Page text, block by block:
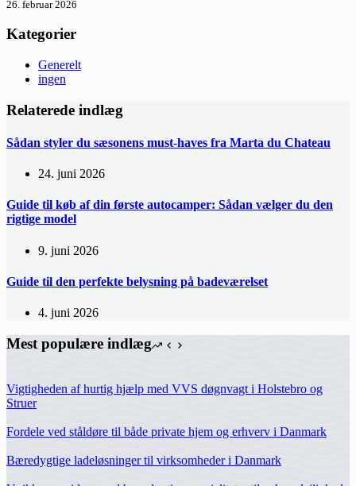
26. februar 2026
Kategorier
Generelt
ingen
Relaterede indlæg
Sådan styler du sæsonens must-haves fra Marta du Chateau
24. juni 2026
Guide til køb af din første autocamper: Sådan vælger du den
rigtige model
9. juni 2026
Guide til den perfekte belysning på badeværelset
4. juni 2026
Mest populære indlæg
Vigtigheden af hurtig hjælp med VVS døgnvagt i Holstebro og
Struer
Fordele ved ståldøre til både private hjem og erhverv i Danmark
Bæredygtige ladeløsninger til virksomheder i Danmark